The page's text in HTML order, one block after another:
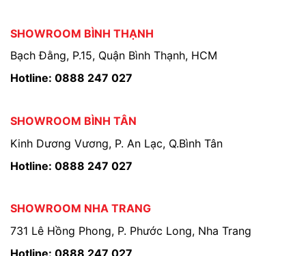
SHOWROOM BÌNH THẠNH
Bạch Đằng, P.15, Quận Bình Thạnh, HCM
Hotline: 0888 247 027
SHOWROOM BÌNH TÂN
Kinh Dương Vương, P. An Lạc, Q.Bình Tân
Hotline: 0888 247 027
SHOWROOM NHA TRANG
731 Lê Hồng Phong, P. Phước Long, Nha Trang